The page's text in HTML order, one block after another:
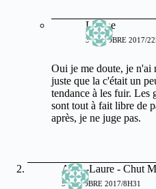
Lianne
3 OCTOBRE 2017/
Oui je me doute, je n'ai
juste que la c'était un
tendance à les fuir. Les
sont tout à fait libre de
après, je ne juge pas.
Anne-Laure - Chut
5 OCTOBRE 2017/8H31